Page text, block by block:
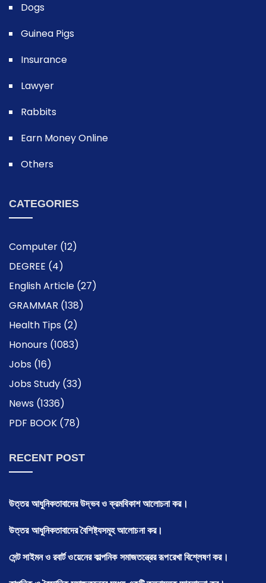
Dogs
Guinea Pigs
Insurance
Lawyer
Rabbits
Earn Money Online
Others
CATEGORIES
Computer (12)
DEGREE (4)
English Article (27)
GRAMMAR (138)
Health Tips (2)
Honours (1083)
Jobs (16)
Jobs Study (33)
News (1336)
PDF BOOK (78)
RECENT POST
উত্তর আধুনিকতাবাদের উদ্ভব ও ক্রমবিকাশ আলোচনা কর।
উত্তর আধুনিকতাবাদের বৈশিষ্ট্যসমূহ আলোচনা কর।
সেন্ট সাইমন ও রবার্ট ওয়েনের কাল্পনিক সমাজতন্ত্রের রূপরেখা বিশ্লেষণ কর।